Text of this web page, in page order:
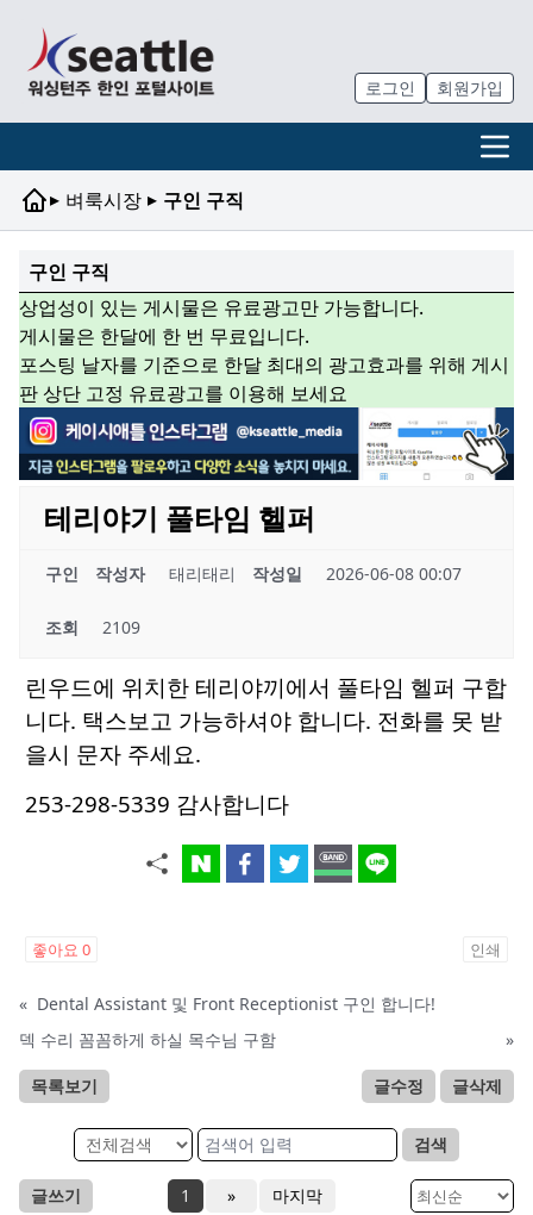
로그인 회원가입
▸ 벼룩시장 ▸ 구인 구직
구인 구직
상업성이 있는 게시물은 유료광고만 가능합니다.
게시물은 한달에 한 번 무료입니다.
포스팅 날자를 기준으로 한달 최대의 광고효과를 위해 게시
판 상단 고정 유료광고를 이용해 보세요
테리야기 풀타임 헬퍼
구인 작성자 태리태리 작성일 2026-06-08 00:07
조회 2109
린우드에 위치한 테리야끼에서 풀타임 헬퍼 구합
니다. 택스보고 가능하셔야 합니다. 전화를 못 받
을시 문자 주세요.
253-298-5339 감사합니다
좋아요 0 인쇄
« Dental Assistant 및 Front Receptionist 구인 합니다!
덱 수리 꼼꼼하게 하실 목수님 구함
»
목록보기 글수정 글삭제
검색
글쓰기 1 » 마지막